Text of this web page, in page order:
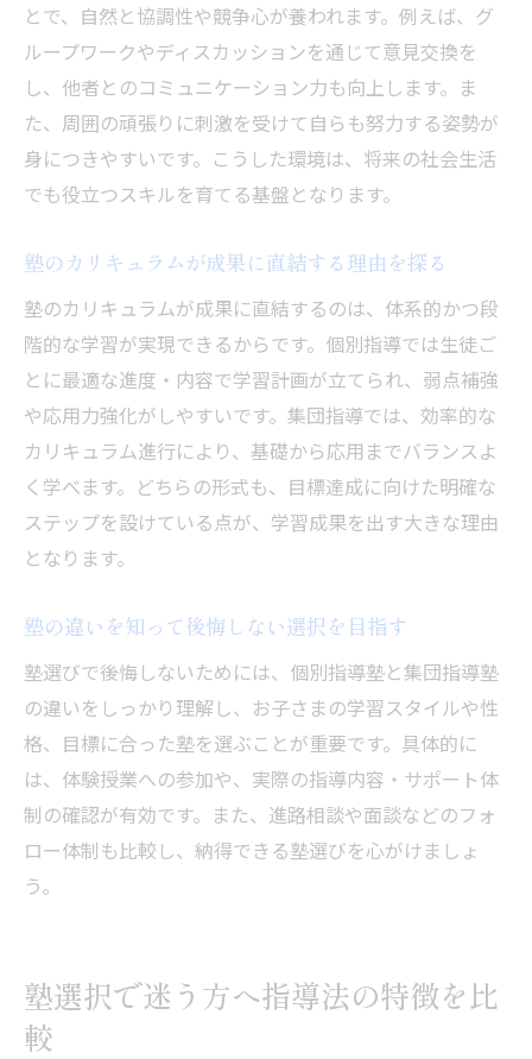
とで、自然と協調性や競争心が養われます。例えば、グ
ループワークやディスカッションを通じて意見交換を
し、他者とのコミュニケーション力も向上します。ま
た、周囲の頑張りに刺激を受けて自らも努力する姿勢が
身につきやすいです。こうした環境は、将来の社会生活
でも役立つスキルを育てる基盤となります。
塾のカリキュラムが成果に直結する理由を探る
塾のカリキュラムが成果に直結するのは、体系的かつ段
階的な学習が実現できるからです。個別指導では生徒ご
とに最適な進度・内容で学習計画が立てられ、弱点補強
や応用力強化がしやすいです。集団指導では、効率的な
カリキュラム進行により、基礎から応用までバランスよ
く学べます。どちらの形式も、目標達成に向けた明確な
ステップを設けている点が、学習成果を出す大きな理由
となります。
塾の違いを知って後悔しない選択を目指す
塾選びで後悔しないためには、個別指導塾と集団指導塾
の違いをしっかり理解し、お子さまの学習スタイルや性
格、目標に合った塾を選ぶことが重要です。具体的に
は、体験授業への参加や、実際の指導内容・サポート体
制の確認が有効です。また、進路相談や面談などのフォ
ロー体制も比較し、納得できる塾選びを心がけましょ
う。
塾選択で迷う方へ指導法の特徴を比
較